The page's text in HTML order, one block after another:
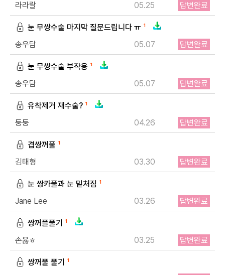
라라랄 05.25 답변완료
눈 무쌍수술 마지막 질문드립니다 ㅠ 1
송우담 05.07 답변완료
눈 무쌍수술 부작용 1
송우담 05.07 답변완료
유착제거 재수술? 1
둥둥 04.26 답변완료
겹쌍꺼풀 1
김태형 03.30 답변완료
눈 쌍카풀과 눈 밑처짐 1
Jane Lee 03.26 답변완료
쌍꺼플풀기 1
손윦ㅎ 03.25 답변완료
쌍꺼풀 풀기 1
개인정보 제공받는자
드림페이스
수집하는 개인정보
개인정보 보유 및 이용기간
수집 및 이용 목적 달성 또는 시술 완료 후 파기합니다.